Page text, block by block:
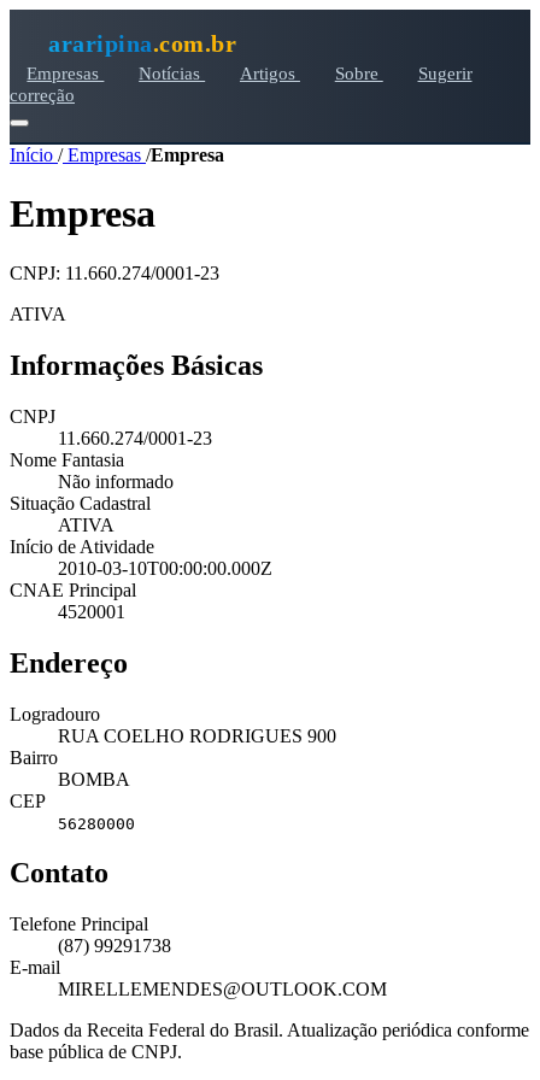
araripina.com.br
Empresas Notícias Artigos Sobre
Sugerir
correção
Início /Empresas /Empresa
Empresa
CNPJ: 11.660.274/0001-23
ATIVA
Informações Básicas
CNPJ
11.660.274/0001-23
Nome Fantasia
Não informado
Situação Cadastral
ATIVA
Início de Atividade
2010-03-10T00:00:00.000Z
CNAE Principal
4520001
Endereço
Logradouro
RUA COELHO RODRIGUES 900
Bairro
BOMBA
CEP
56280000
Contato
Telefone Principal
(87) 99291738
E-mail
MIRELLEMENDES@OUTLOOK.COM
Dados da Receita Federal do Brasil. Atualização periódica conforme
base pública de CNPJ.